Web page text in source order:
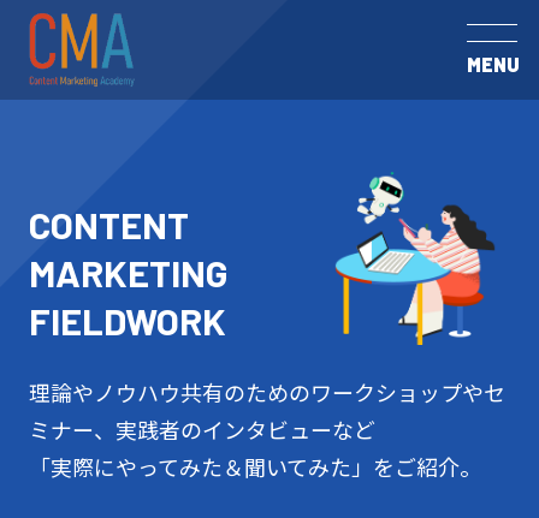
MENU
CONTENT
MARKETING
FIELDWORK
理論やノウハウ共有のためのワークショップやセ
ミナー、実践者のインタビューなど
「実際にやってみた＆聞いてみた」をご紹介。